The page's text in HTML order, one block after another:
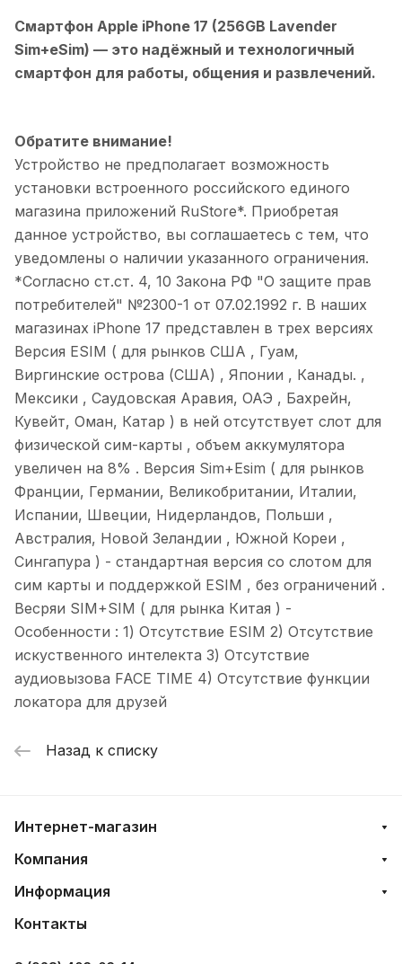
Смартфон Apple iPhone 17 (256GB Lavender
Sim+eSim) — это надёжный и технологичный
смартфон для работы, общения и развлечений.
Обратите внимание!
Устройство не предполагает возможность
установки встроенного российского единого
магазина приложений RuStore*. Приобретая
данное устройство, вы соглашаетесь с тем, что
уведомлены о наличии указанного ограничения.
*Согласно ст.ст. 4, 10 Закона РФ "О защите прав
потребителей" №2300-1 от 07.02.1992 г. В наших
магазинах iPhone 17 представлен в трех версиях
Версия ESIM ( для рынков США , Гуам,
Виргинские острова (США) , Японии , Канады. ,
Мексики , Саудовская Аравия, ОАЭ , Бахрейн,
Кувейт, Оман, Катар ) в ней отсутствует слот для
физической сим-карты , объем аккумулятора
увеличен на 8% . Версия Sim+Esim ( для рынков
Франции, Германии, Великобритании, Италии,
Испании, Швеции, Нидерландов, Польши ,
Австралия, Новой Зеландии , Южной Кореи ,
Сингапура ) - стандартная версия со слотом для
сим карты и поддержкой ESIM , без ограничений .
Весряи SIM+SIM ( для рынка Китая ) -
Особенности : 1) Отсутствие ESIM 2) Отсутствие
искуственного интелекта 3) Отсутствие
аудиовызова FACE TIME 4) Отсутствие функции
локатора для друзей
Назад к списку
Интернет-магазин
Компания
Информация
Контакты